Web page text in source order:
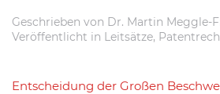
Geschrieben von Dr. Martin Meggle-
Veröffentlicht in Leitsätze,
Entscheidung der Großen